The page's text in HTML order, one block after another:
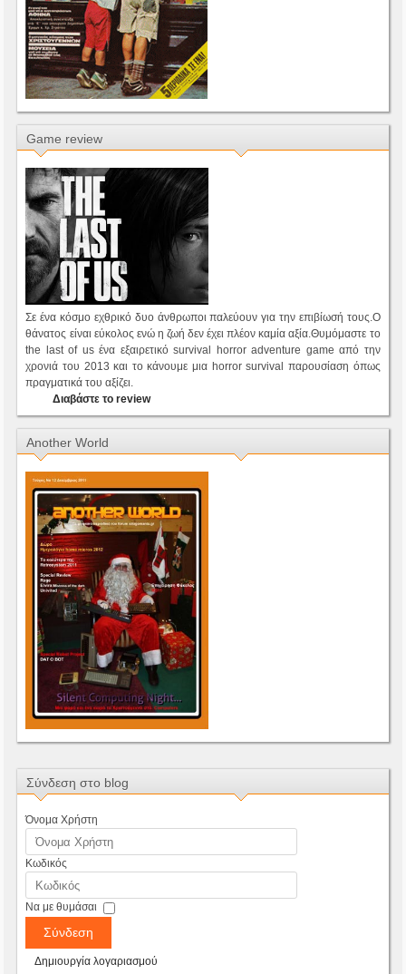
Game review
Σε ένα κόσμο εχθρικό δυο άνθρωποι παλεύουν για την επιβίωσή τους.Ο
θάνατος είναι εύκολος ενώ η ζωή δεν έχει πλέον καμία αξία.Θυμόμαστε το
the last of us ένα εξαιρετικό survival horror adventure game από την
χρονιά του 2013 και το κάνουμε μια horror survival παρουσίαση όπως
πραγματικά του αξίζει.
Διαβάστε το review
Another World
Σύνδεση στο blog
Όνομα Χρήστη
Κωδικός
Να με θυμάσαι
Σύνδεση
Δημιουργία λογαριασμού